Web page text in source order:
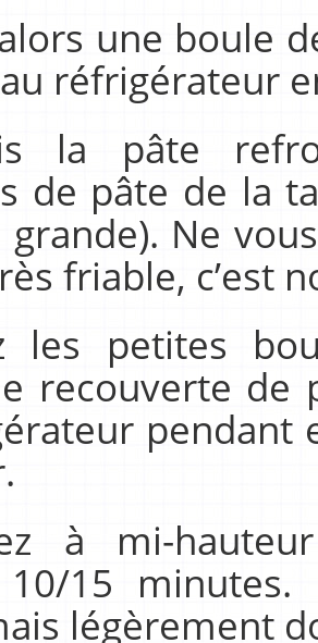
une boule
réfrigérateur
la pâte
de pâte de la
grande). Ne
friable, c’est
les petites
recouverte
pendant
à mi-
15
légèrement